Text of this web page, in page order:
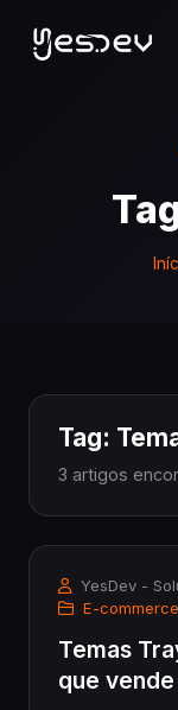
Tag:
3 artigos
YesDev -
E-commerce
Temas
que